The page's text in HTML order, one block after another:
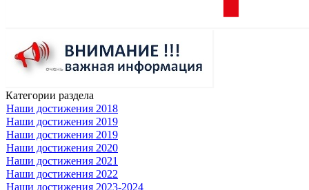
Категории раздела
Наши достижения 2018
Наши достижения 2019
Наши достижения 2019
Наши достижения 2020
Наши достижения 2021
Наши достижения 2022
Наши достижения 2023-2024